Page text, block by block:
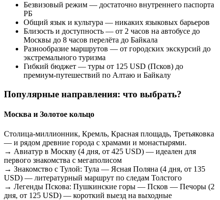
Безвизовый режим — достаточно внутреннего паспорта
РБ
Общий язык и культура — никаких языковых барьеров
Близость и доступность — от 2 часов на автобусе до
Москвы до 8 часов перелёта до Байкала
Разнообразие маршрутов — от городских экскурсий до
экстремального туризма
Гибкий бюджет — туры от 125 USD (Псков) до
премиум-путешествий по Алтаю и Байкалу
Популярные направления: что выбрать?
Москва и Золотое кольцо
Столица-миллионник, Кремль, Красная площадь, Третьяковка
— и рядом древние города с храмами и монастырями.
→ Авиатур в Москву (4 дня, от 425 USD) — идеален для
первого знакомства с мегаполисом
→ Знакомство с Тулой: Тула — Ясная Поляна (4 дня, от 135
USD) — литературный маршрут по следам Толстого
→ Легенды Пскова: Пушкинские горы — Псков — Печоры (2
дня, от 125 USD) — короткий выезд на выходные